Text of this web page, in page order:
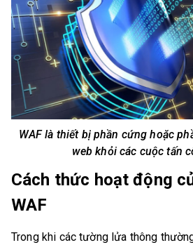
WAF là thiết bị phần cứng hoặc
web khỏi các cuộc tấn
Cách thức hoạt động
WAF
Trong khi các tường lửa thông